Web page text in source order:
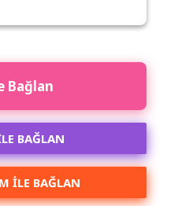
Bağlan
BAĞLAN
ILE BAĞLAN